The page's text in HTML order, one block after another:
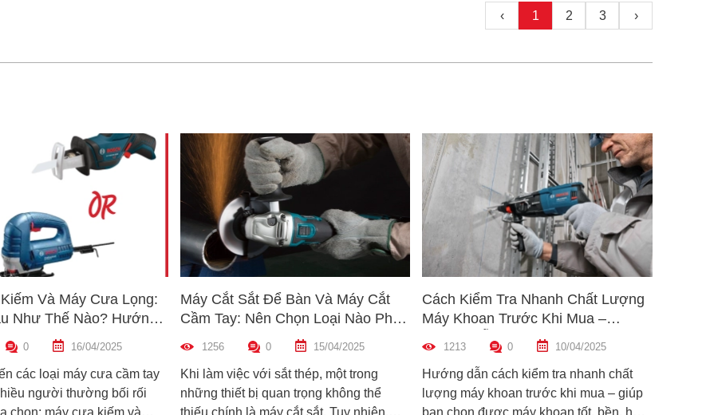
‹ 1 2 3 ›
Và Máy Cưa Lọng:
Như Thế Nào? Hướng
Máy Phù Hợp
0 16/04/2025
các loại máy cưa cầm tay
người thường bối rối
chọn: máy cưa kiếm và
Máy Cắt Sắt Để Bàn Và Máy Cắt
Cầm Tay: Nên Chọn Loại Nào Phù
Hợp Nhất?
1256 0 15/04/2025
Khi làm việc với sắt thép, một trong
những thiết bị quan trọng không thể
thiếu chính là máy cắt sắt. Tuy nhiên,
Cách Kiểm Tra Nhanh Chất Lượng
Máy Khoan Trước Khi Mua –
Hướng Dẫn Chi Tiết Cho Người
1213 0 10/04/2025
Hướng dẫn cách kiểm tra nhanh chất
lượng máy khoan trước khi mua – giúp
bạn chọn được máy khoan tốt, bền, hoạt